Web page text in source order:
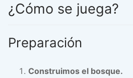
¿Cómo se juega?
Preparación
Construimos el bosque.